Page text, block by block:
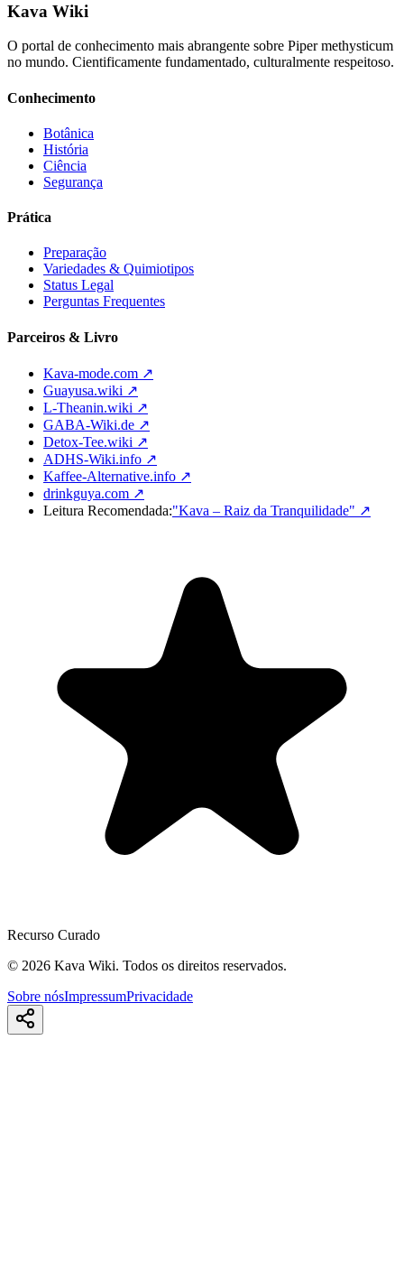
Kava Wiki
O portal de conhecimento mais abrangente sobre Piper methysticum
no mundo. Cientificamente fundamentado, culturalmente respeitoso.
Conhecimento
Botânica
História
Ciência
Segurança
Prática
Preparação
Variedades & Quimiotipos
Status Legal
Perguntas Frequentes
Parceiros & Livro
Kava-mode.com ↗
Guayusa.wiki ↗
L-Theanin.wiki ↗
GABA-Wiki.de ↗
Detox-Tee.wiki ↗
ADHS-Wiki.info ↗
Kaffee-Alternative.info ↗
drinkguya.com ↗
Leitura Recomendada:"Kava – Raiz da Tranquilidade" ↗
Recurso Curado
© 2026 Kava Wiki. Todos os direitos reservados.
Sobre nósImpressumPrivacidade